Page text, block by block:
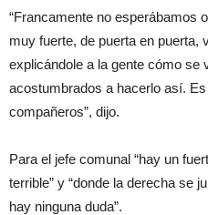
“Francamente no esperábamos
muy fuerte, de puerta en puerta,
explicándole a la gente cómo se
acostumbrados a hacerlo así.
compañeros”, dijo.
Para el jefe comunal “hay un
terrible” y “donde la derecha se
hay ninguna duda”.